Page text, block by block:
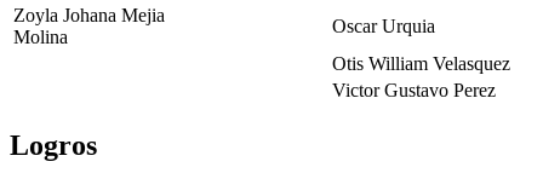
Zoyla Johana Mejia
Molina
Oscar Urquia
Otis William Velasquez
Victor Gustavo Perez
Logros